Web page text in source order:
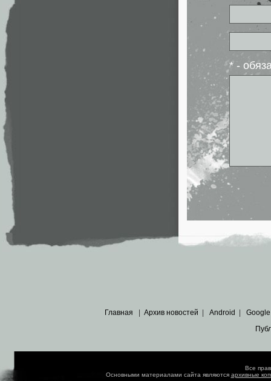
* -
Главная Архив новостей Android Google
Все
Основными материалами сайта являются архивные